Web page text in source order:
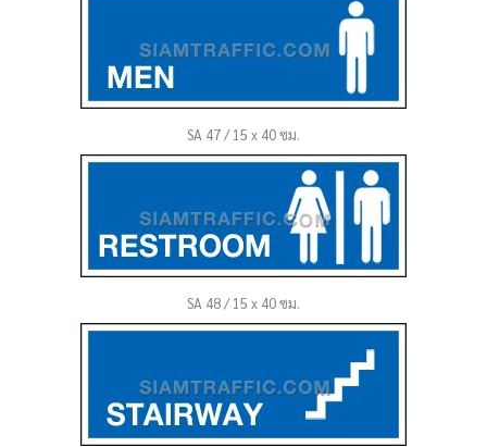
SA 47 / 15 x 40 ซม.
SA 48 / 15 x 40 ซม.